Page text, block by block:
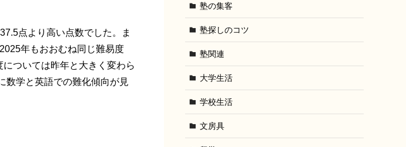
点より高い点数でした。ま
年もおおむね同じ難易度
ついては昨年と大きく変わら
数学と英語での難化傾向が見
塾の集客
塾探しのコツ
塾関連
大学生活
学校生活
文房具